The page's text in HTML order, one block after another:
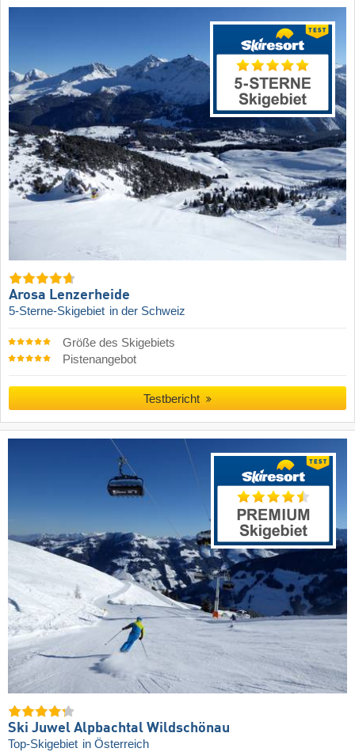
Arosa Lenzerheide
5-Sterne-Skigebiet in der Schweiz
Größe des Skigebiets
Pistenangebot
Testbericht
Ski Juwel Alpbachtal Wildschönau
Top-Skigebiet in Österreich